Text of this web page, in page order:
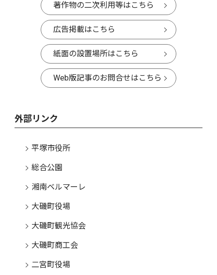
著作物の二次利用等はこちら
広告掲載はこちら
紙面の設置場所はこちら
Web版記事のお問合せはこちら
外部リンク
平塚市役所
総合公園
湘南ベルマーレ
大磯町役場
大磯町観光協会
大磯町商工会
二宮町役場